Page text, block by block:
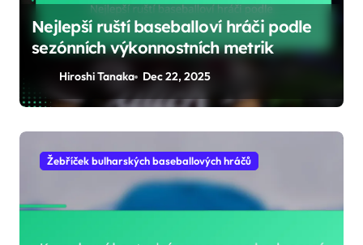
Nejlepší ruští baseballoví hráči podle
sezónních výkonnostních metrik
Hiroshi Tanaka Dec 22, 2025
Žebříček izraelských baseballových hráčů